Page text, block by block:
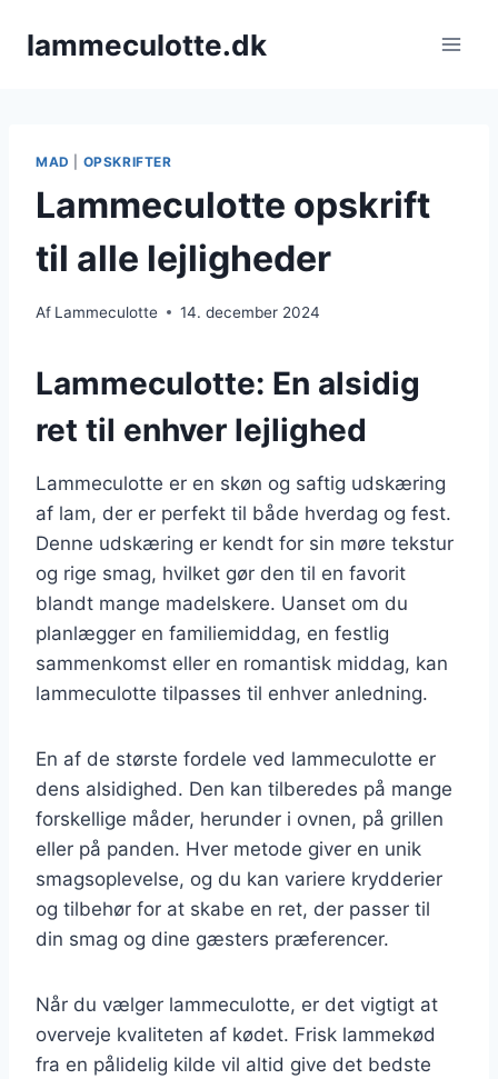
lammeculotte.dk
MAD OPSKRIFTER
Lammeculotte opskrift
til alle lejligheder
Af Lammeculotte 14. december 2024
Lammeculotte: En alsidig
ret til enhver lejlighed
Lammeculotte er en skøn og saftig udskæring
af lam, der er perfekt til både hverdag og fest.
Denne udskæring er kendt for sin møre tekstur
og rige smag, hvilket gør den til en favorit
blandt mange madelskere. Uanset om du
planlægger en familiemiddag, en festlig
sammenkomst eller en romantisk middag, kan
lammeculotte tilpasses til enhver anledning.
En af de største fordele ved lammeculotte er
dens alsidighed. Den kan tilberedes på mange
forskellige måder, herunder i ovnen, på grillen
eller på panden. Hver metode giver en unik
smagsoplevelse, og du kan variere krydderier
og tilbehør for at skabe en ret, der passer til
din smag og dine gæsters præferencer.
Når du vælger lammeculotte, er det vigtigt at
overveje kvaliteten af kødet. Frisk lammekød
fra en pålidelig kilde vil altid give det bedste